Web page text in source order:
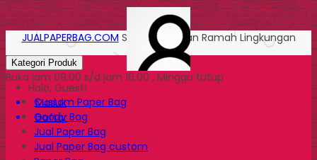
Halo, Guest!
Masuk
Daftar
JUALPAPERBAG.COM Solusi Kemasan Ramah Lingkungan
Kategori Produk
Buka jam 09.00 s/d jam 16.00 , Minggu tutup
Custom Paper Bag
Goody Bag
Jual Paper Bag
Jual Paper Bag custom